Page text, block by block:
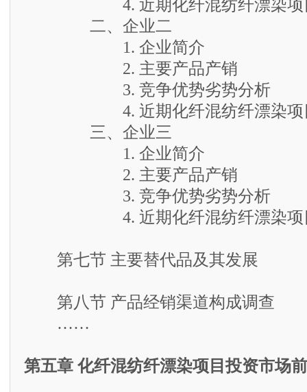
4. 近期化纤混纺纤漂染项目
二、企业二
1. 企业简介
2. 主要产品产销
3. 竞争优势劣势分析
4. 近期化纤混纺纤漂染项目
三、企业三
1. 企业简介
2. 主要产品产销
3. 竞争优势劣势分析
4. 近期化纤混纺纤漂染项目
第七节 主要替代品及其发展
第八节 产品经销渠道构成调查
……
第五章 化纤混纺纤漂染项目投资市场